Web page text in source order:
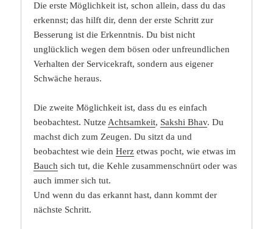
Die erste Möglichkeit ist, schon allein, dass du das
erkennst; das hilft dir, denn der erste Schritt zur
Besserung ist die Erkenntnis. Du bist nicht
unglücklich wegen dem bösen oder unfreundlichen
Verhalten der Servicekraft, sondern aus eigener
Schwäche heraus.
Die zweite Möglichkeit ist, dass du es einfach
beobachtest. NutzeAchtsamkeit, Sakshi Bhav. Du
machst dich zum Zeugen. Du sitzt da und
beobachtest wie deinHerz etwas pocht, wie etwas im
Bauch sich tut, die Kehle zusammenschnürt oder was
auch immer sich tut.
Und wenn du das erkannt hast, dann kommt der
nächste Schritt.